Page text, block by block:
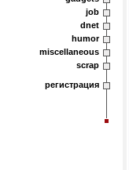
job
dnet
humor
miscellaneous
scrap
регистрация